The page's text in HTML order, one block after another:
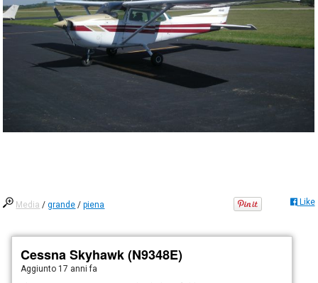
Media /grande /piena Like
Cessna Skyhawk (N9348E)
Aggiunto 17 anni fa